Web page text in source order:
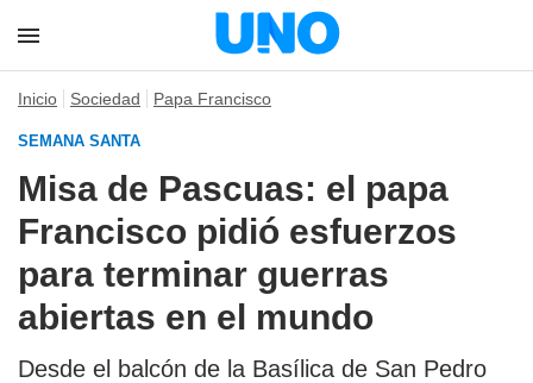
Inicio Sociedad Papa Francisco
SEMANA SANTA
Misa de Pascuas: el papa
Francisco pidió esfuerzos
para terminar guerras
abiertas en el mundo
Desde el balcón de la Basílica de San Pedro